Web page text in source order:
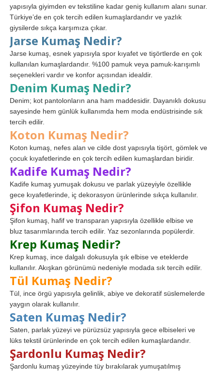
yapısıyla giyimden ev tekstiline kadar geniş kullanım alanı sunar.
Türkiye’de en çok tercih edilen kumaşlardandır ve yazlık
giysilerde sıkça karşımıza çıkar.
Jarse Kumaş Nedir?
Jarse kumaş, esnek yapısıyla spor kıyafet ve tişörtlerde en çok
kullanılan kumaşlardandır. %100 pamuk veya pamuk-karışımlı
seçenekleri vardır ve konfor açısından idealdir.
Denim Kumaş Nedir?
Denim; kot pantolonların ana ham maddesidir. Dayanıklı dokusu
sayesinde hem günlük kullanımda hem moda endüstrisinde sık
tercih edilir.
Koton Kumaş Nedir?
Koton kumaş, nefes alan ve cilde dost yapısıyla tişört, gömlek ve
çocuk kıyafetlerinde en çok tercih edilen kumaşlardan biridir.
Kadife Kumaş Nedir?
Kadife kumaş yumuşak dokusu ve parlak yüzeyiyle özellikle
gece kıyafetlerinde, iç dekorasyon ürünlerinde sıkça kullanılır.
Şifon Kumaş Nedir?
Şifon kumaş, hafif ve transparan yapısıyla özellikle elbise ve
bluz tasarımlarında tercih edilir. Yaz sezonlarında popülerdir.
Krep Kumaş Nedir?
Krep kumaş, ince dalgalı dokusuyla şık elbise ve eteklerde
kullanılır. Akışkan görünümü nedeniyle modada sık tercih edilir.
Tül Kumaş Nedir?
Tül, ince örgü yapısıyla gelinlik, abiye ve dekoratif süslemelerde
yaygın olarak kullanılır.
Saten Kumaş Nedir?
Saten, parlak yüzeyi ve pürüzsüz yapısıyla gece elbiseleri ve
lüks tekstil ürünlerinde en çok tercih edilen kumaşlardandır.
Şardonlu Kumaş Nedir?
Şardonlu kumaş yüzeyinde tüy bırakılarak yumuşatılmış